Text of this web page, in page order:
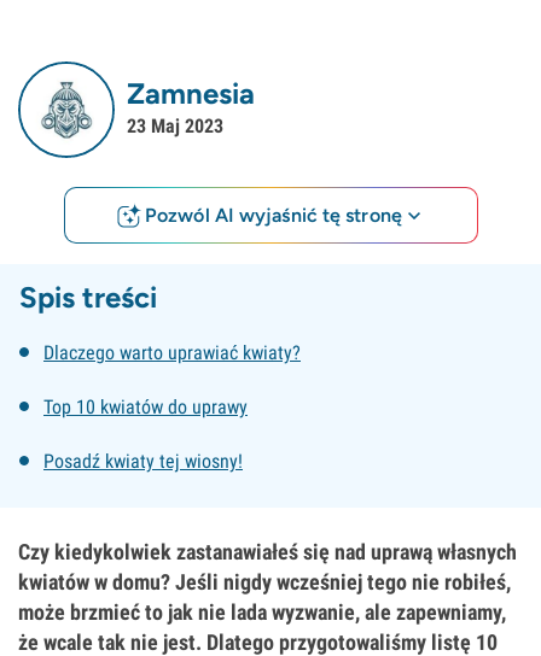
Zamnesia
23 Maj 2023
Pozwól AI wyjaśnić tę stronę
Spis treści
Dlaczego warto uprawiać kwiaty?
Top 10 kwiatów do uprawy
Posadź kwiaty tej wiosny!
Czy kiedykolwiek zastanawiałeś się nad uprawą własnych
kwiatów w domu? Jeśli nigdy wcześniej tego nie robiłeś,
może brzmieć to jak nie lada wyzwanie, ale zapewniamy,
że wcale tak nie jest. Dlatego przygotowaliśmy listę 10